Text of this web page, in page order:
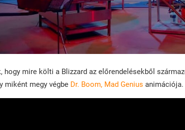
hogy mire költi a Blizzard az előrendelésekből
miként megy végbe Dr. Boom, Mad Genius animációja.